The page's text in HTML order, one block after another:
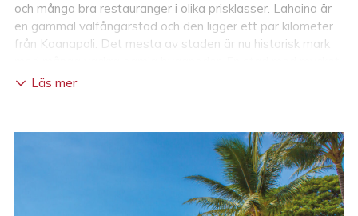
och många bra restauranger i olika prisklasser. Lahaina är
en gammal valfångarstad och den ligger ett par kilometer
från Kaanapali. Det mesta av staden är nu historisk mark
trevlig atmosfär, shopping och trevliga restauranger. Från
Valarna fortsätter att komma i hundratal varje år till
vattnen utanför Lahaina och Kaanapali. I december till mars
är det nästan garanterat att se stora valar leka alldeles
Läs mer